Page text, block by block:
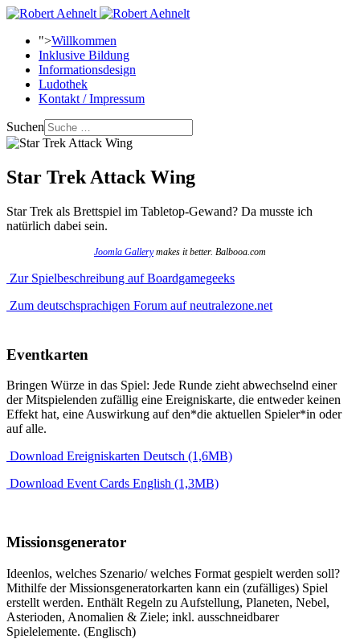
">Willkommen
Inklusive Bildung
Informationsdesign
Ludothek
Kontakt / Impressum
Suchen
Star Trek Attack Wing
Star Trek als Brettspiel im Tabletop-Gewand? Da musste ich
natürlich dabei sein.
Joomla Gallerymakes it better. Balbooa.com
Zur Spielbeschreibung auf Boardgamegeeks
Zum deutschsprachigen Forum auf neutralezone.net
Eventkarten
Bringen Würze in das Spiel: Jede Runde zieht abwechselnd einer
der Mitspielenden zufällig eine Ereigniskarte, die entweder keinen
Effekt hat, eine Auswirkung auf den*die aktuellen Spieler*in oder
auf alle.
Download Ereigniskarten Deutsch (1,6MB)
Download Event Cards English (1,3MB)
Missionsgenerator
Ideenlos, welches Szenario/ welches Format gespielt werden soll?
Mithilfe der Missionsgeneratorkarten kann ein (zufälliges) Spiel
erstellt werden. Enthält Regeln zu Aufstellung, Planeten, Nebel,
Asterioden, Anomalien & Ziele; inkl. ausschneidbarer
Spielelemente. (Englisch)